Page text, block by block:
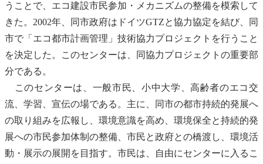
うことで、エコ建設市民参加・メカニズムの整備を模索して
きた。2002年、同市政府はドイツGTZと協力協定を結び、同
市で「エコ都市計画管理」 技術協力プロジェクトを行うこと
を決定した。このセンターは、同協力プロジェクトの重要部
分である。
このセンターは、一般市民、小中大学、高齢者のエコ交
流、学習、宣伝の場である。主に、同市の都市持続的発展へ
の取り組みを広報し、環境意識を高め、環境保全と持続的発
展への市民参加体制の整備、市民と政府との橋渡し、環境活
動・展示の展開を目指す。市民は、自由にセンターに入るこ